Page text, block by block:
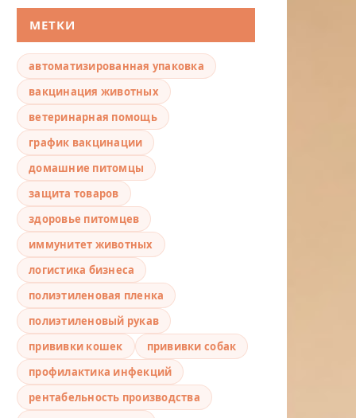
МЕТКИ
автоматизированная упаковка
вакцинация животных
ветеринарная помощь
график вакцинации
домашние питомцы
защита товаров
здоровье питомцев
иммунитет животных
логистика бизнеса
полиэтиленовая пленка
полиэтиленовый рукав
прививки кошек
прививки собак
профилактика инфекций
рентабельность производства